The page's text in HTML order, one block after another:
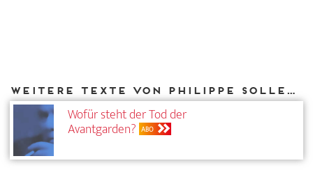
Weitere Texte von Philippe Sollers bei DIAPHANES
Wofür steht der Tod der
Avantgarden? ABO